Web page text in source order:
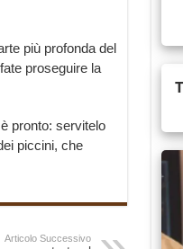
più profonda del
proseguire la
pronto: servitelo
piccini, che
Articolo Successivo